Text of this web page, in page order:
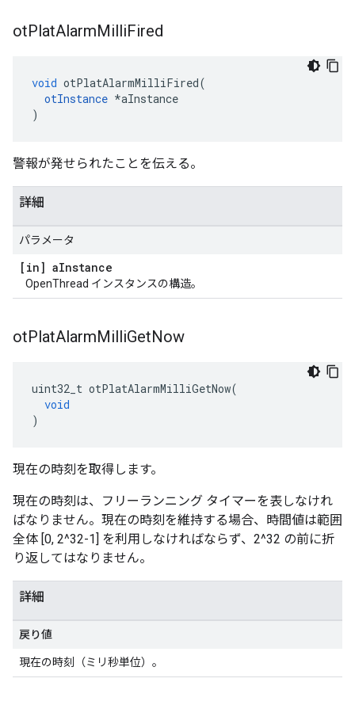
otPlatAlarmMilliFired
void otPlatAlarmMilliFired(
otInstance *aInstance
)
警報が発せられたことを伝える。
詳細
パラメータ
[in] aInstance
OpenThread インスタンスの構造。
otPlatAlarmMilliGetNow
uint32_t otPlatAlarmMilliGetNow(
void
)
現在の時刻を取得します。
現在の時刻は、フリーランニング タイマーを表しなけれ
ばなりません。現在の時刻を維持する場合、時間値は範囲
全体 [0, 2^32-1] を利用しなければならず、2^32 の前に折
り返してはなりません。
詳細
戻り値
現在の時刻（ミリ秒単位）。